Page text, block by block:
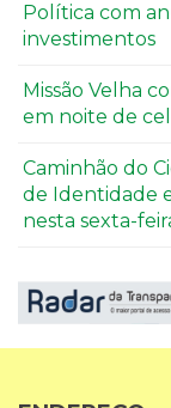
Política com
investimentos
Missão Velha
em noite de
Caminhão do
de Identidade
nesta sexta-